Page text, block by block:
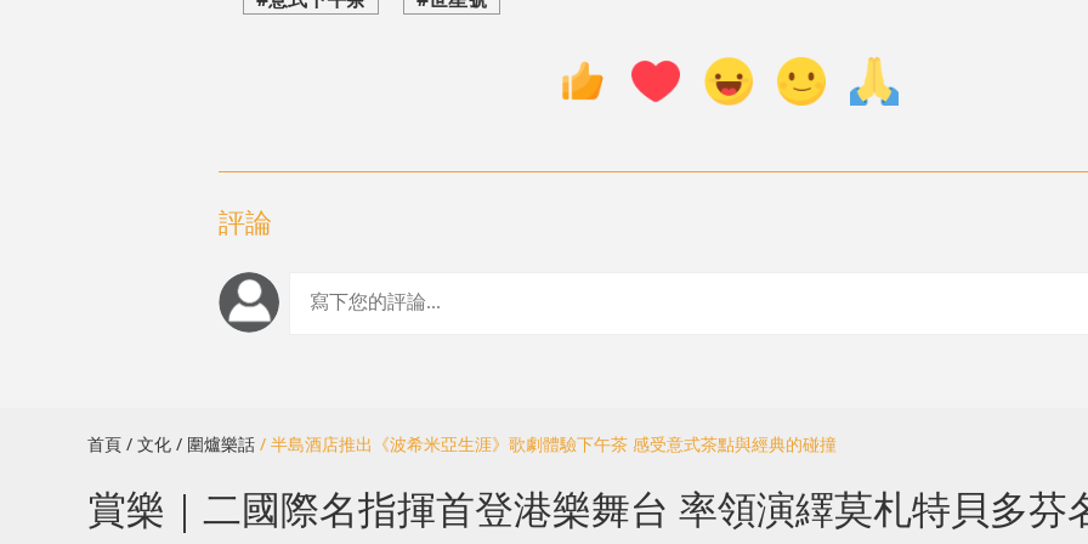
評論
首頁 / 文化 / 圍爐樂話 / 半島酒店推出《波希米亞生涯》歌劇體驗下午茶 感受意式茶點與經典的碰撞
賞樂｜二國際名指揮首登港樂舞台 率領演繹莫札特貝多芬